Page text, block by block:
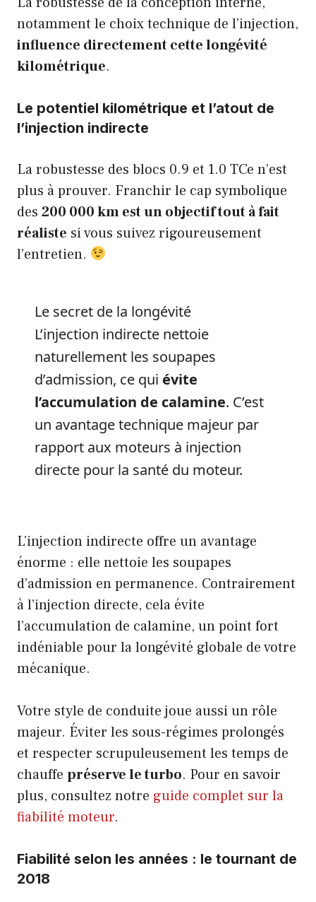
notamment le choix technique de l’injection,
influence directement cette longévité
kilométrique.
Le potentiel kilométrique et l’atout de
l’injection indirecte
La robustesse des blocs 0.9 et 1.0 TCe n’est
plus à prouver. Franchir le cap symbolique
des 200 000 km est un objectif tout à fait
réaliste si vous suivez rigoureusement
l’entretien.
Le secret de la longévité
L’injection indirecte nettoie
naturellement les soupapes
d’admission, ce qui évite
l’accumulation de calamine. C’est
un avantage technique majeur par
rapport aux moteurs à injection
directe pour la santé du moteur.
L’injection indirecte offre un avantage
énorme : elle nettoie les soupapes
d’admission en permanence. Contrairement
à l’injection directe, cela évite
l’accumulation de calamine, un point fort
indéniable pour la longévité globale de votre
mécanique.
Votre style de conduite joue aussi un rôle
majeur. Éviter les sous-régimes prolongés
et respecter scrupuleusement les temps de
chauffe préserve le turbo. Pour en savoir
plus, consultez notre guide complet sur la
fiabilité moteur.
Fiabilité selon les années : le tournant de
2018